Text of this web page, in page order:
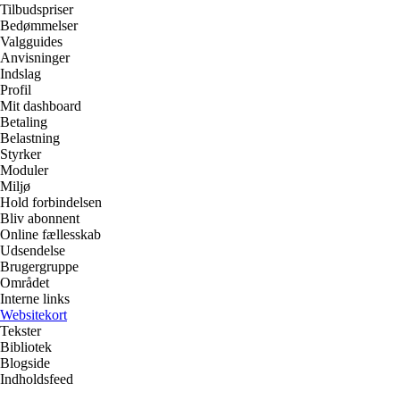
Tilbudspriser
Bedømmelser
Valgguides
Anvisninger
Indslag
Profil
Mit dashboard
Betaling
Belastning
Styrker
Moduler
Miljø
Hold forbindelsen
Bliv abonnent
Online fællesskab
Udsendelse
Brugergruppe
Området
Interne links
Websitekort
Tekster
Bibliotek
Blogside
Indholdsfeed